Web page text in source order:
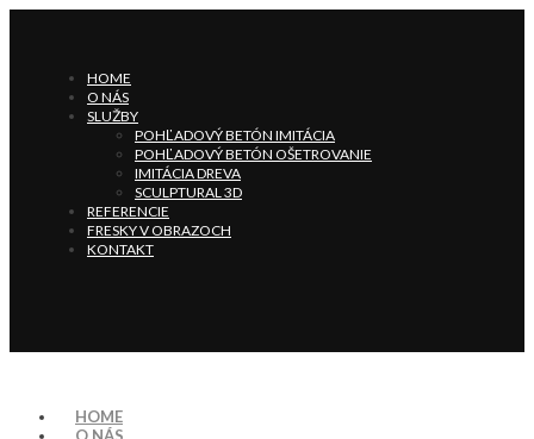
HOME
O NÁS
SLUŽBY
POHĽADOVÝ BETÓN IMITÁCIA
POHĽADOVÝ BETÓN OŠETROVANIE
IMITÁCIA DREVA
SCULPTURAL 3D
REFERENCIE
FRESKY V OBRAZOCH
KONTAKT
HOME